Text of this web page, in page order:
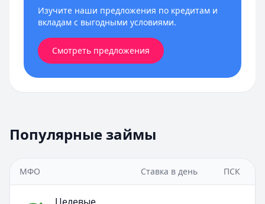
Изучите наши предложения по кредитам и
вкладам с выгодными условиями.
Смотреть предложения
Популярные займы
МФО Ставка в день ПСК